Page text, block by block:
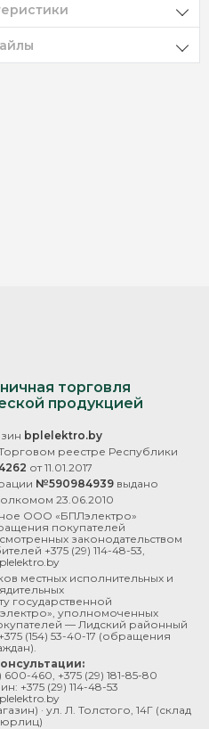
торговля
продукцией
bplelektro.by
реестре Республики
от 11.01.2017
№590984939выдано
23.06.2010
ООО «БПЛэлектро»
покупателей
законодательством
+375 (29) 114-48-53
местных исполнительных и
государственной
уполномоченных
— Лидский районный
+375 (154) 53-40-17 (обращения
600-460 +375 (29) 181-85-80
+375 (29) 114-48-53
· ул. Л. Толстого, 14Г (склад
юрлиц)